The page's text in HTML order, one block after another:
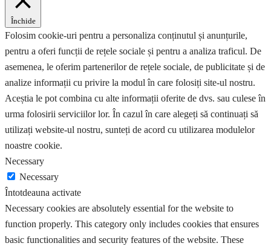
Închide
Folosim cookie-uri pentru a personaliza conținutul și anunțurile,
pentru a oferi funcții de rețele sociale și pentru a analiza traficul. De
asemenea, le oferim partenerilor de rețele sociale, de publicitate și de
analize informații cu privire la modul în care folosiți site-ul nostru.
Aceștia le pot combina cu alte informații oferite de dvs. sau culese în
urma folosirii serviciilor lor. În cazul în care alegeți să continuați să
utilizați website-ul nostru, sunteți de acord cu utilizarea modulelor
noastre cookie.
Necessary
Necessary
Întotdeauna activate
Necessary cookies are absolutely essential for the website to
function properly. This category only includes cookies that ensures
basic functionalities and security features of the website. These